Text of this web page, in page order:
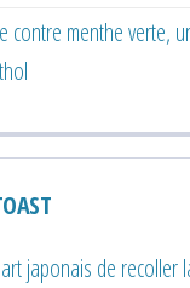
contre menthe verte,
japonais de recoller